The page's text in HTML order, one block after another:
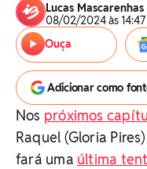
Lucas Mascarenhas
08/02/2024 às 14:47
Ouça
Adicionar como
Nos próximos
Raquel (Gloria
fará uma última